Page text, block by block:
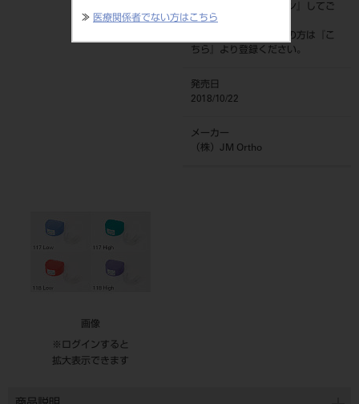
≫ 医療関係者でない方はこちら
ログイン
』してご
覧ください。
ネット会員登録がまだの方は『
こ
ちら
』より登録ください。
発売日
2018/10/22
メーカー
（株）JM Ortho
画像
※ログインすると
拡大表示できます